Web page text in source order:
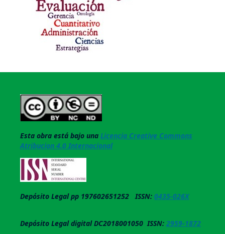
Esta obra está bajo una Licencia Creative Commons
Atribucion 4.0 Internacional
Depósito Legal pp 197602651252 ISSN: 0435-026X
Depósito Legal digital DC2018001050 ISSN: 2959-1872